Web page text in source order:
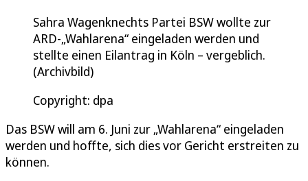
Sahra Wagenknechts Partei BSW wollte zur
ARD-„Wahlarena“ eingeladen werden und
stellte einen Eilantrag in Köln – vergeblich.
(Archivbild)
Copyright: dpa
Das BSW will am 6. Juni zur „Wahlarena“ eingeladen
werden und hoffte, sich dies vor Gericht erstreiten zu
können.